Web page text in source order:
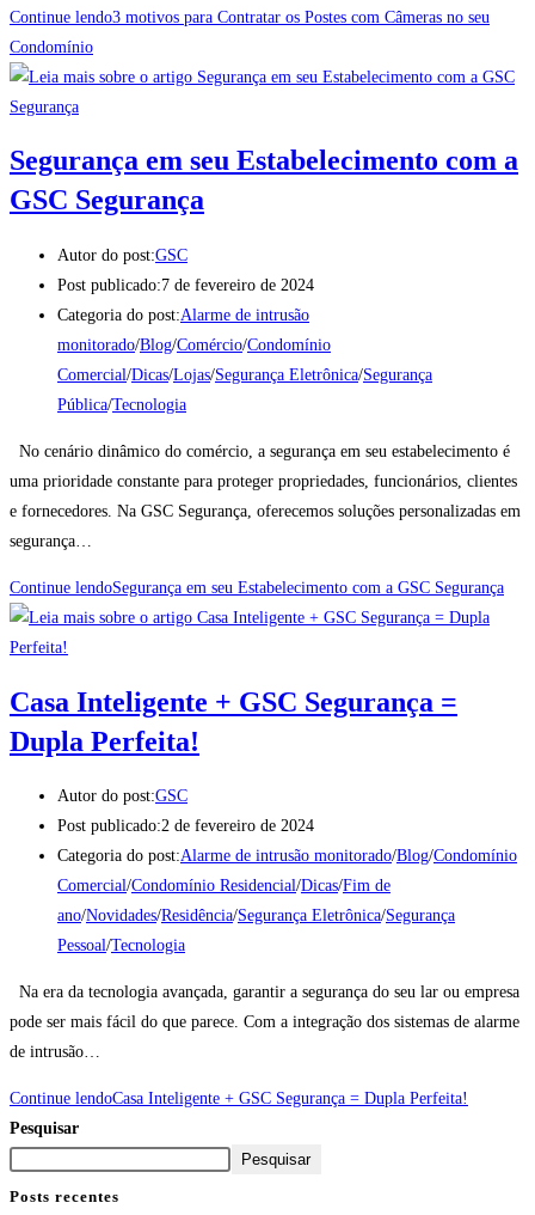
Continue lendo3 motivos para Contratar os Postes com Câmeras no seu
Condomínio
Segurança em seu Estabelecimento com a
GSC Segurança
Autor do post:GSC
Post publicado:7 de fevereiro de 2024
Categoria do post:Alarme de intrusão
monitorado/Blog/Comércio/Condomínio
Comercial/Dicas/Lojas/Segurança Eletrônica/Segurança
Pública/Tecnologia
No cenário dinâmico do comércio, a segurança em seu estabelecimento é
uma prioridade constante para proteger propriedades, funcionários, clientes
e fornecedores. Na GSC Segurança, oferecemos soluções personalizadas em
segurança…
Continue lendoSegurança em seu Estabelecimento com a GSC Segurança
Casa Inteligente + GSC Segurança =
Dupla Perfeita!
Autor do post:GSC
Post publicado:2 de fevereiro de 2024
Categoria do post:Alarme de intrusão monitorado/Blog/Condomínio
Comercial/Condomínio Residencial/Dicas/Fim de
ano/Novidades/Residência/Segurança Eletrônica/Segurança
Pessoal/Tecnologia
Na era da tecnologia avançada, garantir a segurança do seu lar ou empresa
pode ser mais fácil do que parece. Com a integração dos sistemas de alarme
de intrusão…
Continue lendoCasa Inteligente + GSC Segurança = Dupla Perfeita!
Pesquisar
Pesquisar
Posts recentes